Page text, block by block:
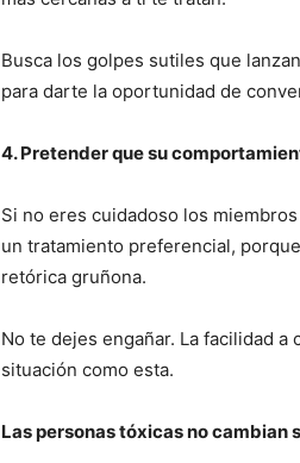
Busca los golpes sutiles que
para darte la oportunidad de
4. Pretender que su
Si no eres cuidadoso los
un tratamiento preferencial,
retórica gruñona.
No te dejes engañar. La facilidad
situación como esta.
Las personas tóxicas no cambian